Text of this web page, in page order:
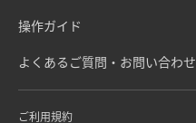
操作ガイド
よくあるご質問・お問い合わせ
ご利用規約